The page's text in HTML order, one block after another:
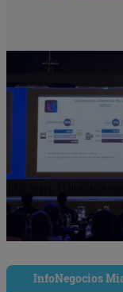
InfoNegocios